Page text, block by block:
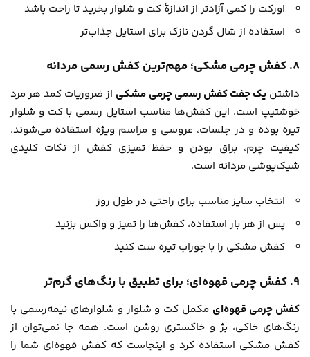
اورکت را کمی آزادتر از اندازۀ کت و شلوار بخرید تا راحت باشد
استفاده از شال گردن نازک برای استایل جذاب‌تر
۸. کفش چرمی مشکی؛ مهم‌ترین کفش رسمی مردانه
داشتنیک جفت کفش رسمی چرمی مشکی از ضروریات کمد هر مرد
خوشتیپ است. این کفش‌ها مناسب استایل رسمی با کت و شلوار
تیره بوده و در جلسات، عروسی و مراسم ویژه استفاده می‌شوند.
کیفیت چرم، براق بودن و حفظ تمیزی کفش از نکات کلیدی
شیک‌پوشی مردانه است.
انتخاب سایز مناسب برای راحتی در طول روز
پس از هر بار استفاده، کفش‌ها را تمیز و واکس بزنید
کفش مشکی را با جوراب تیره ست کنید
۹. کفش چرمی قهوه‌ای؛ برای تطبیق با رنگ‌های گرم‌تر
کفش چرمی قهوه‌ای مکمل کت و شلوار و شلوارهای نیمه‌رسمی با
رنگ‌های خاکی، بژ و خاکستری روشن است. همه جا نمی‌توان از
کفش مشکی استفاده کرد و اینجاست که کفش قهوه‌ای شما را